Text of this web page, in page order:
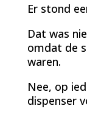
Er stond
Dat was
omdat de
waren.
Nee, op
dispenser